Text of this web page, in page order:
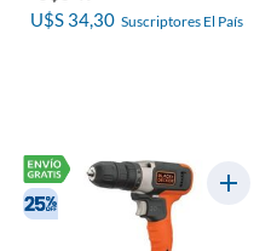
U$S 34,30 Suscriptores El País